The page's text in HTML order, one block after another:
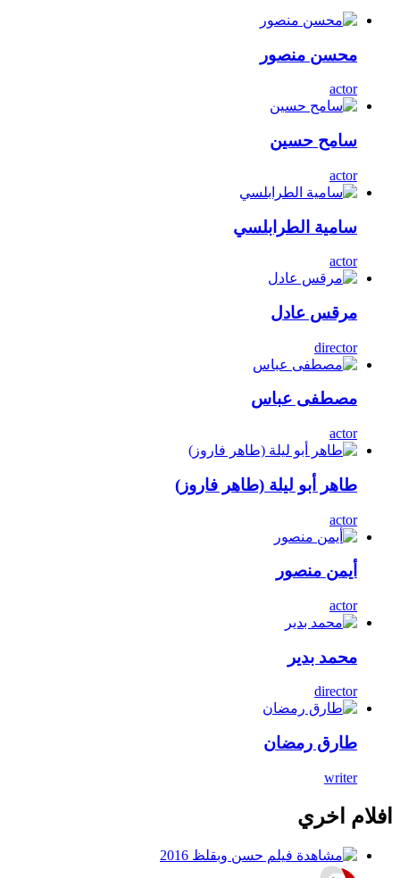
محسن منصور
actor
سامح حسين
actor
سامية الطرابلسي
actor
مرقس عادل
director
مصطفى عباس
actor
طاهر أبو ليلة (طاهر فاروز)
actor
أيمن منصور
actor
محمد بدير
director
طارق رمضان
writer
افلام اخري